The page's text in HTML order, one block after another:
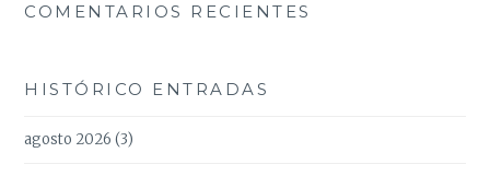
COMENTARIOS RECIENTES
HISTÓRICO ENTRADAS
agosto 2026 (3)